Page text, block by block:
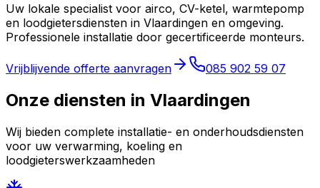
Uw lokale specialist voor airco, CV-ketel, warmtepomp
en loodgietersdiensten in Vlaardingen en omgeving.
Professionele installatie door gecertificeerde monteurs.
Vrijblijvende offerte aanvragen 085 902 59 07
Onze diensten in Vlaardingen
Wij bieden complete installatie- en onderhoudsdiensten
voor uw verwarming, koeling en
loodgieterswerkzaamheden